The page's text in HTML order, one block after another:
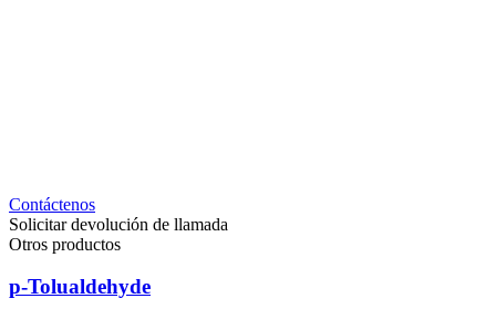
Contáctenos
Solicitar devolución de llamada
Otros productos
p-Tolualdehyde